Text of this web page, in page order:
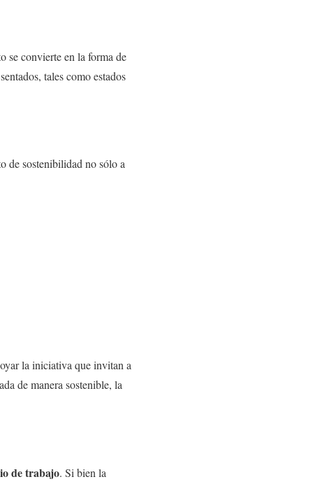
se convierte en la forma de
tales como estados
de sostenibilidad no sólo a
la iniciativa que invitan a
de manera sostenible, la
de trabajo. Si bien la